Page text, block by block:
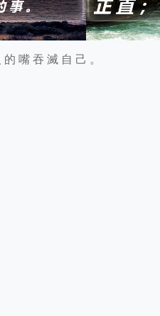
嘴 吞 滅 自 己 。